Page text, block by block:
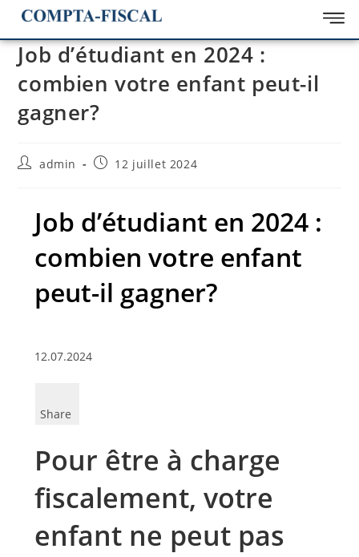
Job d’étudiant en 2024 :
combien votre enfant peut-il
gagner?
admin 12 juillet 2024
Job d’étudiant en 2024 :
combien votre enfant
peut-il gagner?
12.07.2024
Share
Pour être à charge
fiscalement, votre
enfant ne peut pas